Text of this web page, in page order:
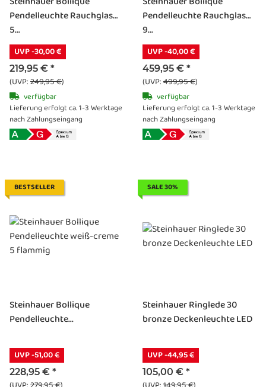
Pendelleuchte Rauchglas
5...
UVP -30,00 €
219,95 € *
(UVP:249,95 €)
verfügbar
Lieferung erfolgt ca. 1-3 Werktage
nach Zahlungseingang
Pendelleuchte Rauchglas
9...
UVP -40,00 €
459,95 € *
(UVP:499,95 €)
verfügbar
Lieferung erfolgt ca. 1-3 Werktage
nach Zahlungseingang
BESTSELLER
Steinhauer Bollique
Pendelleuchte...
UVP -51,00 €
228,95 € *
SALE 30%
Steinhauer Ringlede 30
bronze Deckenleuchte LED
UVP -44,95 €
105,00 € *